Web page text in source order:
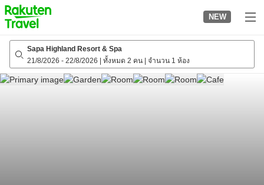
to
top
page
NEW
Sapa Highland Resort & Spa
21/8/2026 - 22/8/2026 ทั้งหมด 2 คน จำนวน 1 ห้อง